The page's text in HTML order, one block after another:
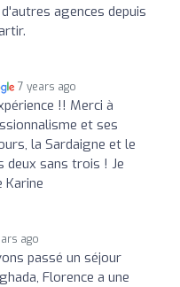
agences depuis
7 years ago
!! Merci à
et ses
la Sardaigne et le
deux sans trois ! Je
Karine
ago
passé un séjour
Florence a une